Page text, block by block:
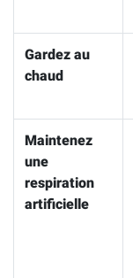
Gardez au
chaud
Maintenez
une
respiration
artificielle